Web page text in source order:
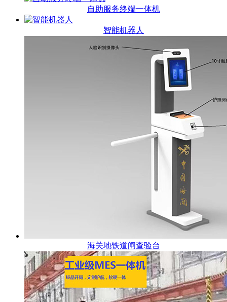
自助服务终端一体机
智能机器人
海关地铁道闸查验台